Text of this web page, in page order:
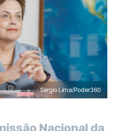
Sérgio Lima/Poder360
Nacional da